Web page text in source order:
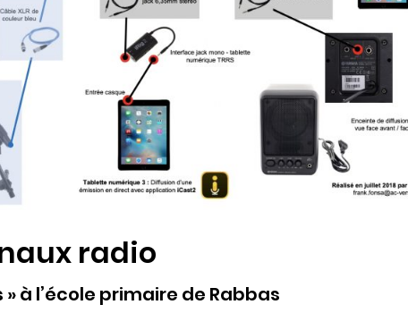
radio
à l’école primaire de Rabbas